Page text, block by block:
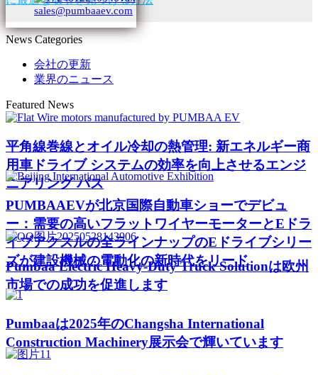
sales@pumbaaev.com
News Categories
会社の更新
業界のニュース
Featured News
平角線巻線とオイル冷却の熱管理: 新エネルギー商
用車ドライブ システムの効率を向上させるエンジ
ニアリング パス
PUMBAAEVが北京国際自動車ショーでデビュ
ー：需要の高いフラットワイヤーモーターとEドラ
イブアクスルの全ラインナップのEドライブシリー
ズが建設機械の電動化の新時代をリード
Pumbaa Electric Heavy-Duty Truck Solutionは欧州
市場での成功を促進します
Pumbaaは2025年のChangsha International
Construction Machinery展示会で輝いています